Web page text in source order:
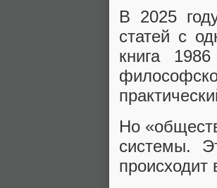
В 2025
статей с
книга
Но
системы.
происходит